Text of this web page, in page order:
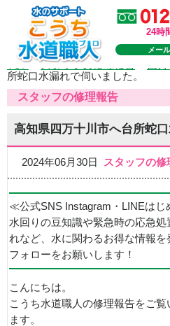
24時
メー
TOP>スタッフの修理報告
所蛇口水漏れで伺いました。
スタッフの修理報告
高知県四万十川市へ台所蛇口
2024年06月30日 スタッフの修
≪公式SNS Instagram・LINEは
水回りの豆知識や緊急時の応急
れなど、水に関わるお得な情報
フォローをお願いします！
こんにちは。
こうち水道職人の修理報告をご
ます。